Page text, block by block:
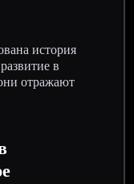
история
в
отражают